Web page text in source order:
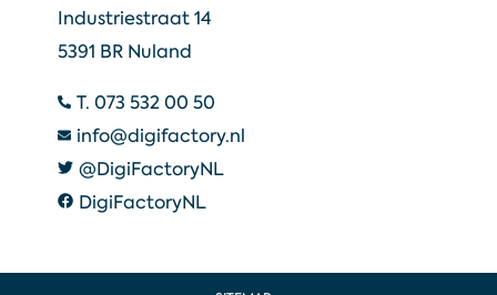
Industriestraat 14
5391 BR Nuland
T. 073 532 00 50
info@digifactory.nl
@DigiFactoryNL
DigiFactoryNL